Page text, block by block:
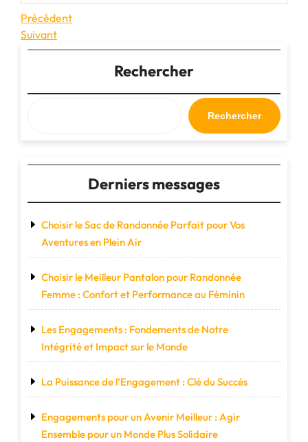
Navigation
de
Article
précédent
Précédent
Article
suivant
Suivant
Rechercher
Rechercher
Derniers messages
Choisir le Sac de Randonnée Parfait pour Vos
Aventures en Plein Air
Choisir le Meilleur Pantalon pour Randonnée
Femme : Confort et Performance au Féminin
Les Engagements : Fondements de Notre
Intégrité et Impact sur le Monde
La Puissance de l’Engagement : Clé du Succès
Engagements pour un Avenir Meilleur : Agir
Ensemble pour un Monde Plus Solidaire